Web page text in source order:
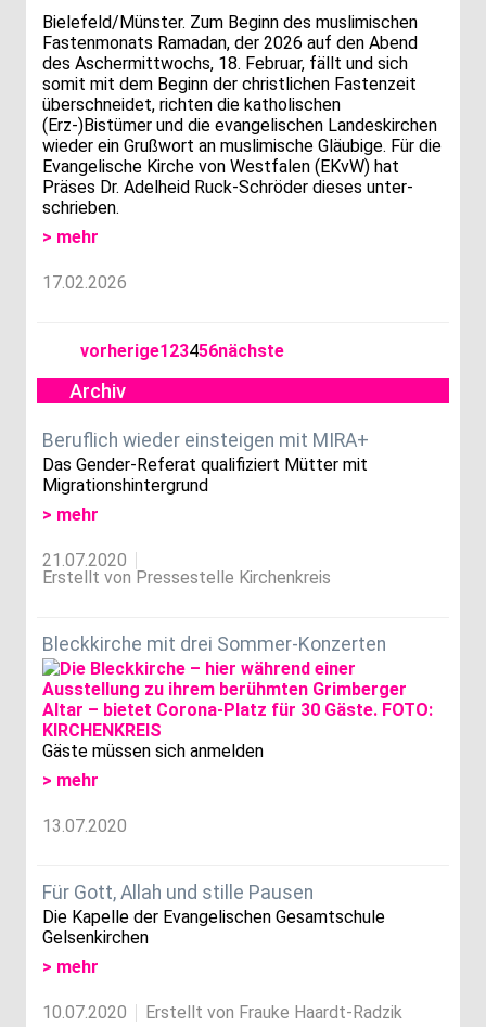
Bielefeld/Münster. Zum Beginn des muslimischen
Fastenmonats Ramadan, der 2026 auf den Abend
des Aschermittwochs, 18. Februar, fällt und sich
somit mit dem Beginn der christlichen Fastenzeit
überschneidet, richten die katholischen
(Erz-)Bistümer und die evangelischen Landeskirchen
wieder ein Grußwort an muslimische Gläubige. Für die
Evangelische Kirche von Westfalen (EKvW) hat
Präses Dr. Adelheid Ruck-Schröder dieses unter-
schrieben.
> mehr
17.02.2026
vorherige1 23456nächste
Archiv
Beruflich wieder einsteigen mit MIRA+
Das Gender-Referat qualifiziert Mütter mit
Migrationshintergrund
> mehr
21.07.2020
Erstellt von Pressestelle Kirchenkreis
Bleckkirche mit drei Sommer-Konzerten
Gäste müssen sich anmelden
> mehr
13.07.2020
Für Gott, Allah und stille Pausen
Die Kapelle der Evangelischen Gesamtschule
Gelsenkirchen
> mehr
10.07.2020 Erstellt von Frauke Haardt-Radzik